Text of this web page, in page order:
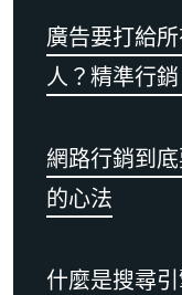
廣告要打給
人？精準行
網路行銷到
的心法
什麼是搜尋